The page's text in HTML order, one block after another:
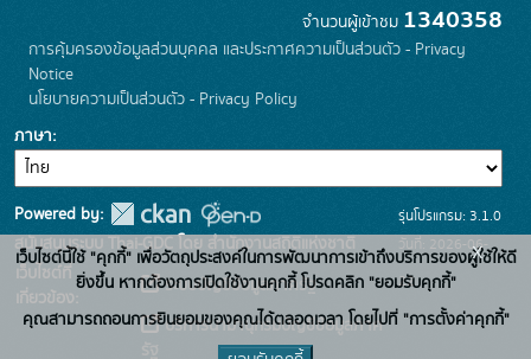
จำนวนผู้เข้าชม 1340358
การคุ้มครองข้อมูลส่วนบุคคล และประกาศความเป็นส่วนตัว - Privacy
Notice
นโยบายความเป็นส่วนตัว - Privacy Policy
ภาษา
Powered by:
สนับสนุนระบบ Thai-GDC โดย สำนักงานสถิติแห่งชาติ
เว็บไซต์ที่
เกี่ยวข้อง:
ระบบบัญชีข้อมูลภาครัฐ
บริการนามานุกรมบัญชีข้อมูลภาค
รุ่นโปรแกรม: 3.1.0
วันที่: 2026-06-
22
เว็บไซต์นี้ใช้ "คุกกี้" เพื่อวัตถุประสงค์ในการพัฒนาการเข้าถึงบริการของผู้ใช้ให้ดี
ยิ่งขึ้น หากต้องการเปิดใช้งานคุกกี้ โปรดคลิก "ยอมรับคุกกี้"
คุณสามารถถอนการยินยอมของคุณได้ตลอดเวลา โดยไปที่ "การตั้งค่าคุกกี้"
x